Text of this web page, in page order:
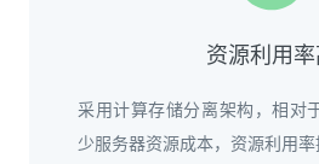
资源利用率
采用计算存储分离架构，相对
少服务器资源成本，资源利用率